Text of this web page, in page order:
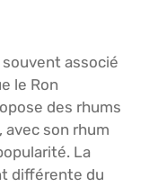
associé
le Ron
des rhums
avec son rhum
La
différente du